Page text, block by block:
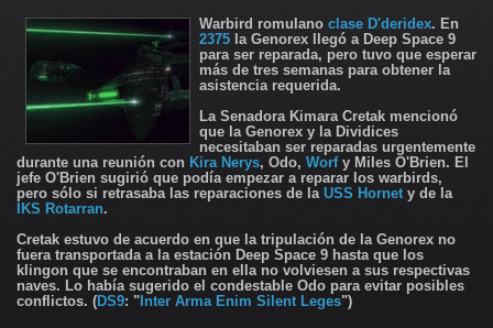
Warbird romulano clase D'deridex. En
2375 la Genorex llegó a Deep Space 9
para ser reparada, pero tuvo que esperar
más de tres semanas para obtener la
asistencia requerida.
La Senadora Kimara Cretak mencionó
que la Genorex y la Dividices
necesitaban ser reparadas urgentemente
durante una reunión con Kira Nerys, Odo, Worfy Miles O'Brien. El
jefe O'Brien sugirió que podía empezar a reparar los warbirds,
pero sólo si retrasaba las reparaciones de la USS Hornet y de la
IKS Rotarran.
Cretak estuvo de acuerdo en que la tripulación de la Genorex no
fuera transportada a la estación Deep Space 9 hasta que los
klingon que se encontraban en ella no volviesen a sus respectivas
naves. Lo había sugerido el condestable Odo para evitar posibles
conflictos. (DS9: " Inter Arma Enim Silent Leges")